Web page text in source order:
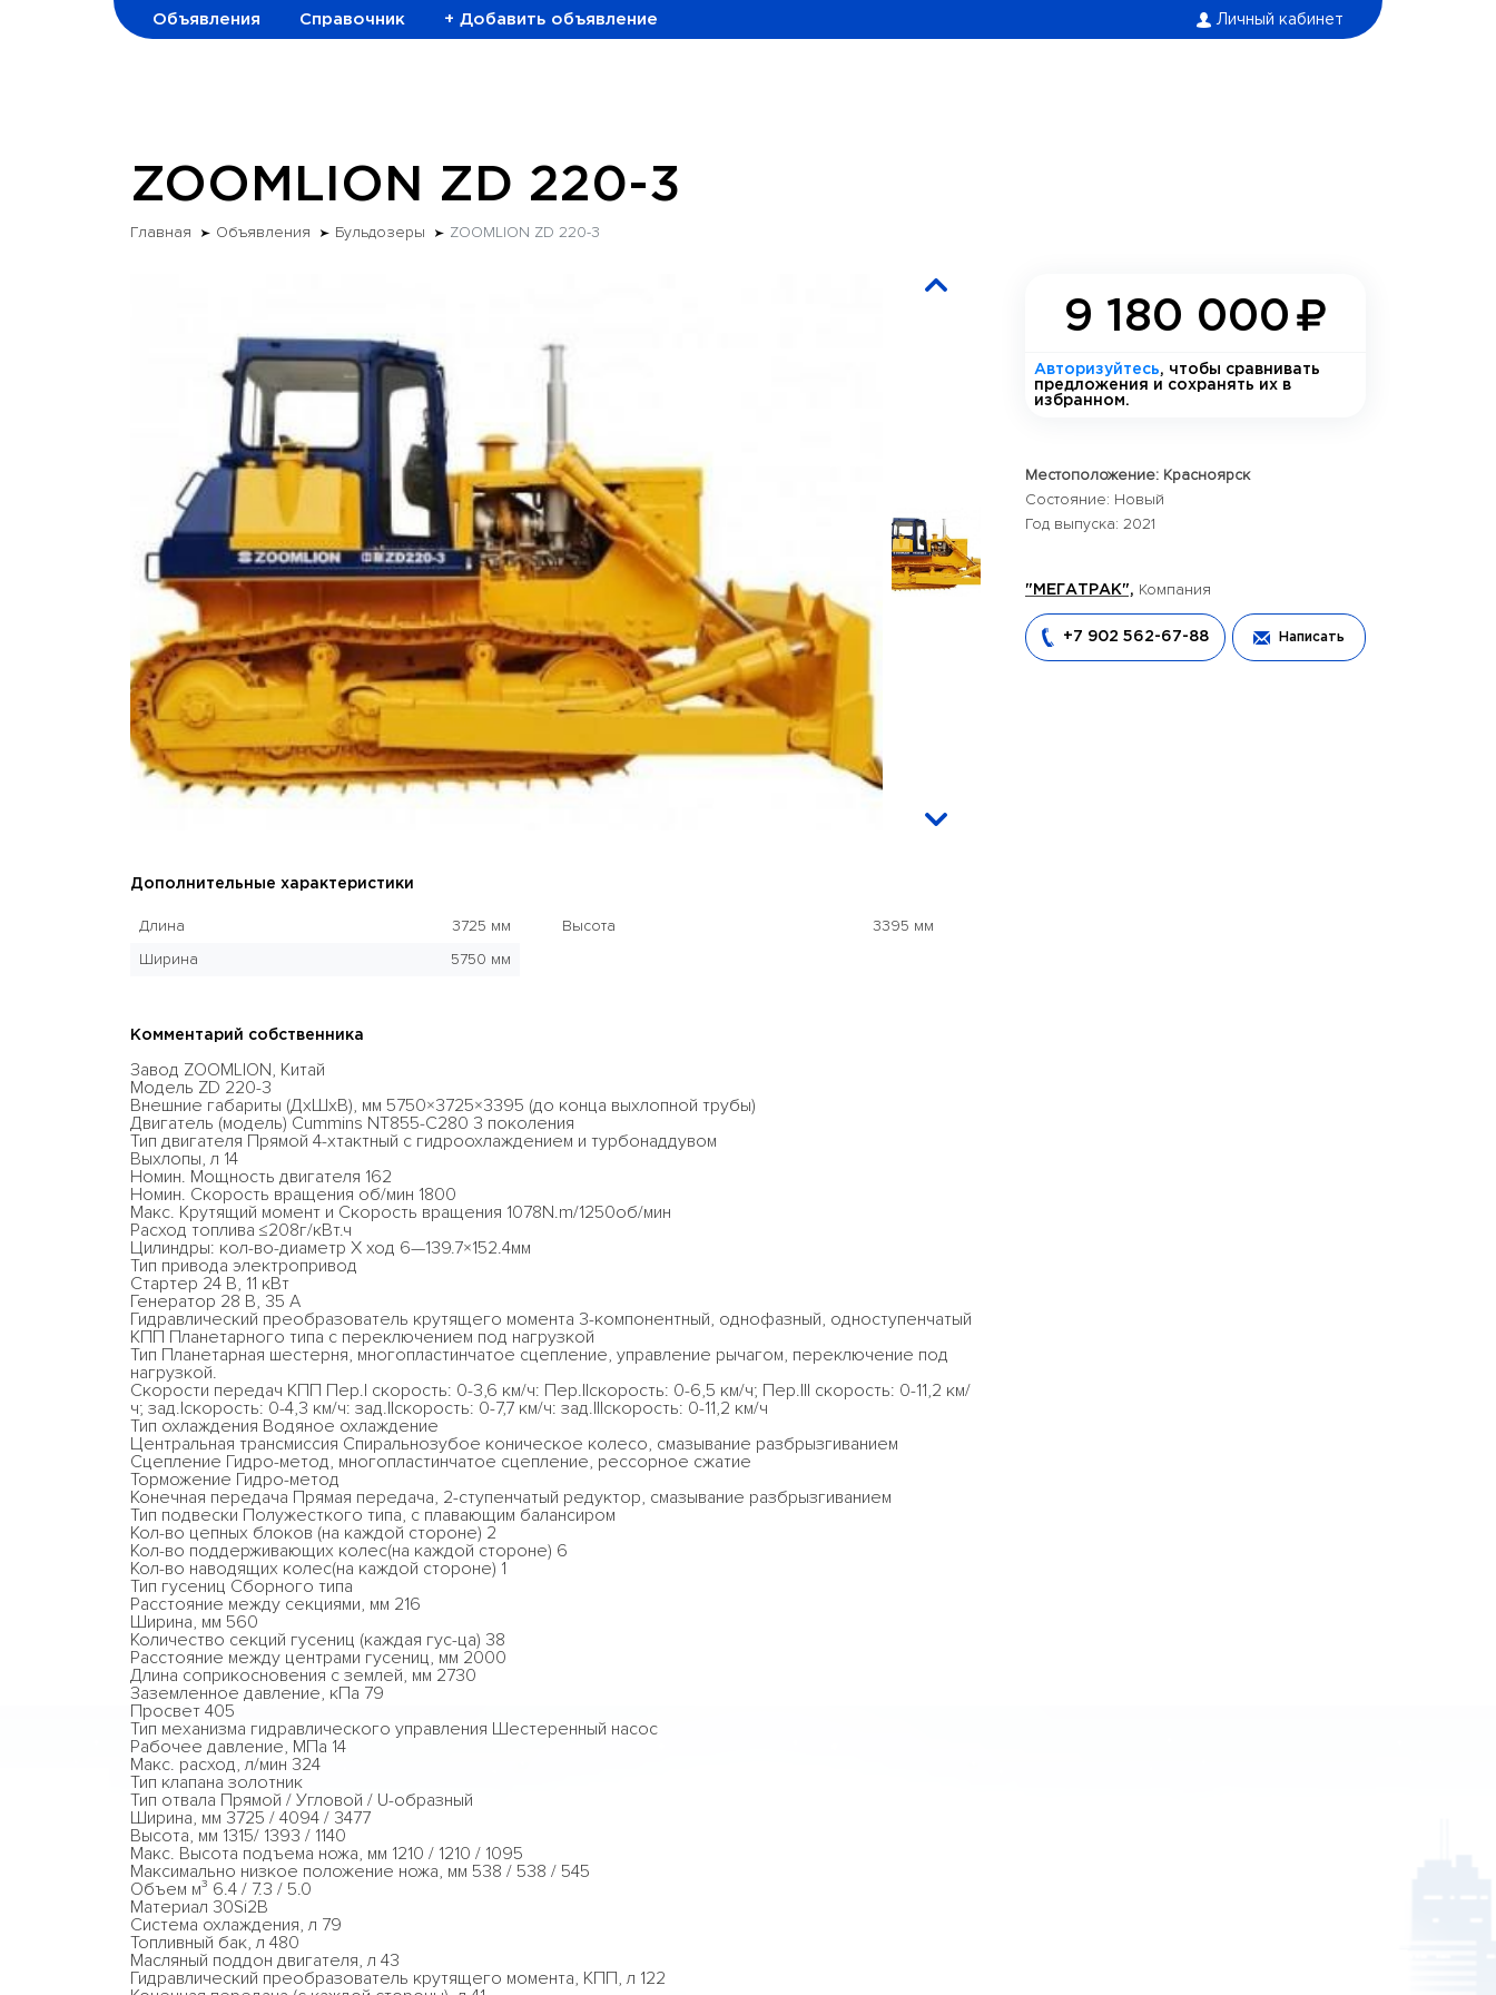
Объявления Справочник + Добавить объявление Личный кабинет
ZOOMLION ZD 220-3
Главная Объявления Бульдозеры ZOOMLION ZD 220-3
Дополнительные характеристики
Длина
3725 мм
Ширина
5750 мм
Высота 3395 мм
Комментарий собственника
Завод ZOOMLION, Китай
Модель ZD 220-3
Внешние габариты (ДхШхВ), мм 5750×3725×3395 (до конца выхлопной трубы)
Двигатель (модель) Cummins NT855-C280 3 поколения
Тип двигателя Прямой 4-хтактный с гидроохлаждением и турбонаддувом
Выхлопы, л 14
Номин. Мощность двигателя 162
Номин. Скорость вращения об/мин 1800
Макс. Крутящий момент и Скорость вращения 1078N.m/1250об/мин
Расход топлива ≤208г/кВт.ч
Цилиндры: кол-во-диаметр Х ход 6—139.7×152.4мм
Тип привода электропривод
Cтартер 24 В, 11 кВт
Генератор 28 В, 35 A
Гидравлический преобразователь крутящего момента 3-компонентный, однофазный, одноступенчатый
КПП Планетарного типа с переключением под нагрузкой
Тип Планетарная шестерня, многопластинчатое сцепление, управление рычагом, переключение под
нагрузкой.
Скорости передач КПП Пер.I скорость: 0-3,6 км/ч: Пер.IIскорость: 0-6,5 км/ч; Пер.III скорость: 0-11,2 км/
ч; зад.Iскорость: 0-4,3 км/ч: зад.IIскорость: 0-7,7 км/ч: зад.IIIскорость: 0-11,2 км/ч
Тип охлаждения Водяное охлаждение
Центральная трансмиссия Спиральнозубое коническое колесо, смазывание разбрызгиванием
Сцепление Гидро-метод, многопластинчатое сцепление, рессорное сжатие
Торможение Гидро-метод
Конечная передача Прямая передача, 2-ступенчатый редуктор, смазывание разбрызгиванием
Тип подвески Полужесткого типа, с плавающим балансиром
Кол-во цепных блоков (на каждой стороне) 2
Кол-во поддерживающих колес(на каждой стороне) 6
Кол-во наводящих колес(на каждой стороне) 1
Тип гусениц Сборного типа
Расстояние между секциями, мм 216
Ширина, мм 560
Количество секций гусениц (каждая гус-ца) 38
Расстояние между центрами гусениц, мм 2000
Длина соприкосновения с землей, мм 2730
Заземленное давление, кПа 79
Просвет 405
Тип механизма гидравлического управления Шестеренный насос
Рабочее давление, МПа 14
Макс. расход, л/мин 324
Тип клапана золотник
Тип отвала Прямой / Угловой / U-образный
Ширина, мм 3725 / 4094 / 3477
Высота, мм 1315/ 1393 / 1140
Макс. Высота подъема ножа, мм 1210 / 1210 / 1095
Максимально низкое положение ножа, мм 538 / 538 / 545
Объем м³ 6.4 / 7.3 / 5.0
Материал 30Si2B
Система охлаждения, л 79
Топливный бак, л 480
Масляный поддон двигателя, л 43
Гидравлический преобразователь крутящего момента, КПП, л 122
9 180 000
Авторизуйтесь, чтобы сравнивать
предложения и сохранять их в
избранном.
Местоположение: Красноярск
Состояние: Новый
Год выпуска: 2021
"МЕГАТРАК", Компания
+7 902 562-67-88 Написать